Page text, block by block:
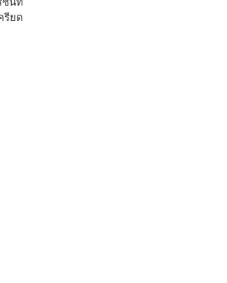
รียด